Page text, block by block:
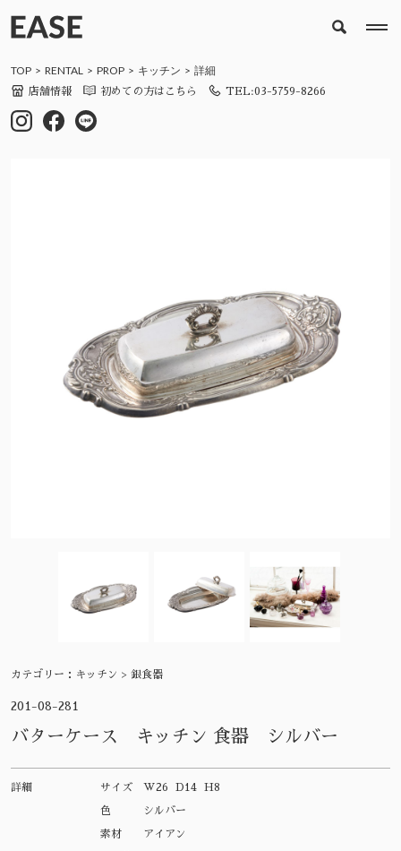
TOP RENTAL PROP キッチン 詳細
店舗情報 初めての方はこちら TEL:03-5759-8266
カテゴリー： キッチン > 銀食器
201-08-281
バターケース キッチン 食器 シルバー
詳細 サイズ W26 D14 H8
色 シルバー
素材 アイアン